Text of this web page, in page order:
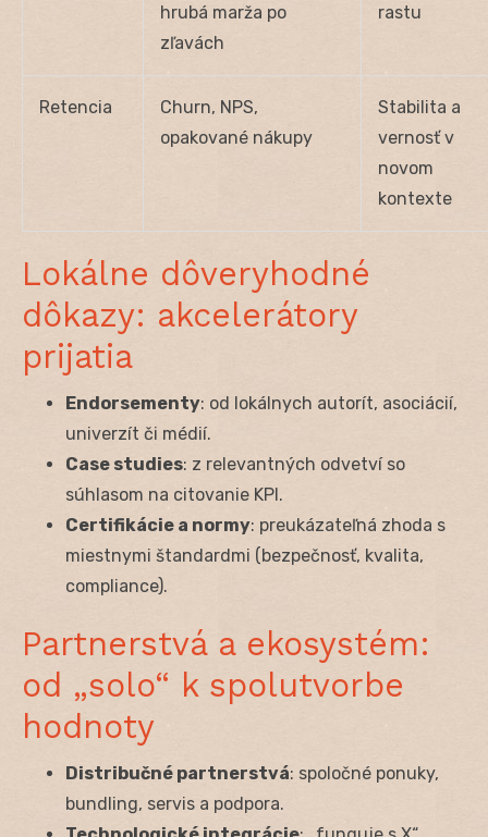
hrubá marža po
zľavách
rastu
Retencia
Churn, NPS,
opakované nákupy
Stabilita a
vernosť v
novom
kontexte
Lokálne dôveryhodné
dôkazy: akcelerátory
prijatia
Endorsementy: od lokálnych autorít, asociácií,
univerzít či médií.
Case studies: z relevantných odvetví so
súhlasom na citovanie KPI.
Certifikácie a normy: preukázateľná zhoda s
miestnymi štandardmi (bezpečnosť, kvalita,
compliance).
Partnerstvá a ekosystém:
od „solo“ k spolutvorbe
hodnoty
Distribučné partnerstvá: spoločné ponuky,
bundling, servis a podpora.